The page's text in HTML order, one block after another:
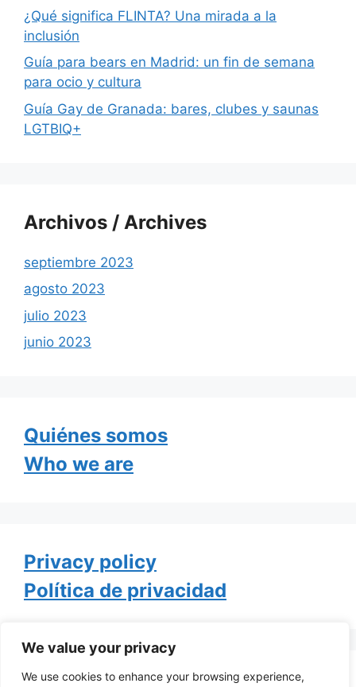
We value your privacy
We use cookies to enhance your browsing experience,
¿Qué significa FLINTA? Una mirada a la
inclusión
Guía para bears en Madrid: un fin de semana
para ocio y cultura
Guía Gay de Granada: bares, clubes y saunas
LGTBIQ+
Archivos / Archives
septiembre 2023
agosto 2023
julio 2023
junio 2023
Quiénes somos
Who we are
Privacy policy
Política de privacidad